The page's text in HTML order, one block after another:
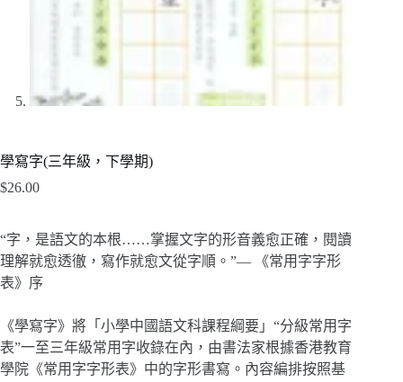
學寫字(三年級，下學期)
$26.00
“字，是語文的本根……掌握文字的形音義愈正確，閱讀
理解就愈透徹，寫作就愈文從字順。”— 《常用字字形
表》序
《學寫字》將「小學中國語文科課程綱要」“分級常用字
表”一至三年級常用字收錄在內，由書法家根據香港教育
學院《常用字字形表》中的字形書寫。內容編排按照基